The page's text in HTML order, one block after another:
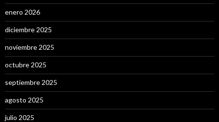
enero 2026
diciembre 2025
noviembre 2025
octubre 2025
septiembre 2025
agosto 2025
julio 2025